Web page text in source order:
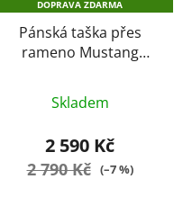
DOPRAVA ZDARMA
Pánská taška přes
rameno Mustang
hodnocení
produktu
je
Skladem
2 590 Kč
2 790 Kč (–7 %)